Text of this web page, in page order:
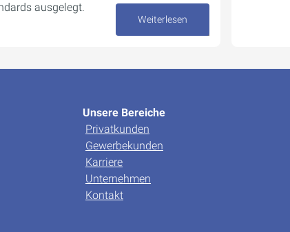
ausgelegt.
Weiterlesen
Unsere Bereiche
Privatkunden
Gewerbekunden
Karriere
Unternehmen
Kontakt